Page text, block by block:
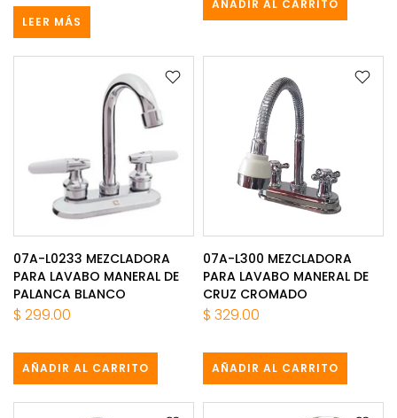
LEER MÁS
AÑADIR AL CARRITO
07A-L0233 MEZCLADORA
PARA LAVABO MANERAL DE
PALANCA BLANCO
$ 299.00
AÑADIR AL CARRITO
07A-L300 MEZCLADORA
PARA LAVABO MANERAL DE
CRUZ CROMADO
$ 329.00
AÑADIR AL CARRITO